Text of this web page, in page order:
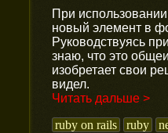
При
новый элемент в
Руководствуясь
знаю, что это
изобретает свои
видел.
Читать дальше >
ruby on rails
ruby